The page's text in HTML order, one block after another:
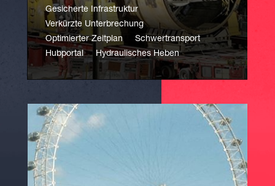
Gesicherte Infrastruktur
Verkürzte Unterbrechung
Optimierter Zeitplan
Schwertransport
Hubportal
Hydraulisches Heben